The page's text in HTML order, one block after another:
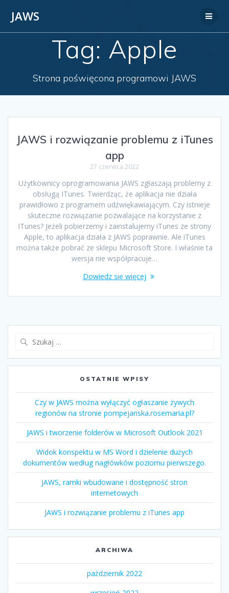
JAWS
Tag: Apple
Strona poświęcona programowi JAWS
JAWS i rozwiązanie problemu z iTunes
app
27 czerwca 2022
Użytkownicy oprogramowania JAWS zgłaszają problemy z
obsługą ITunes. Twierdząc, że aplikacja nie działa
prawidłowo z programem udźwiękawiającym. Czy istnieje
skuteczne rozwiązanie pozwalające na korzystanie z
ITunes? Jeżeli pobierzemy i zainstalujemy iTunes ze strony
Apple, to aplikacja działa z JAWS poprawnie. Ale iTunes
można także pobrać ze sklepu Microsoft Store. I właśnie ta
wersja nie współpracuje…
Dowiedz się więcej
OSTATNIE WPISY
Czy w JAWS można wyłączyć ogłaszanie żywych
regionów na stronie pompejanska.rosemaria.pl?
JAWS i tworzenie folderów w Microsoft Outlook 2021
Widok konspektu w MS Word i dzielenie dużych
dokumentów według nagłówków poziomu pierwszego.
JAWS, ramki wbudowane i dostępność stron
internetowych
JAWS i rozwiązanie problemu z iTunes app
ARCHIWA
październik 2022